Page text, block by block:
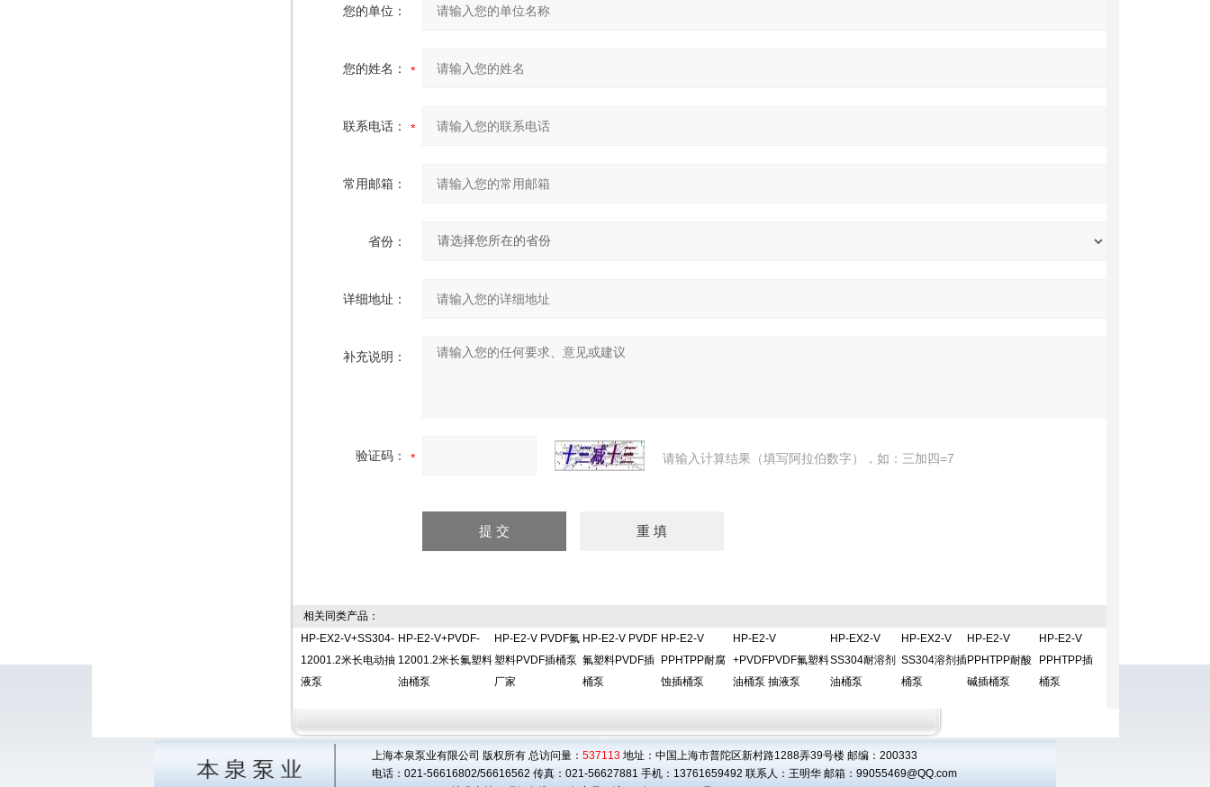
您的单位：
您的姓名：
联系电话：
常用邮箱：
省份：
详细地址：
补充说明：
验证码： 请输入计算结果（填写阿拉伯数字），如：三加四=7
相关同类产品：
HP-EX2-V+SS304-
12001.2米长电动抽
液泵
HP-E2-V+PVDF-
12001.2米长氟塑料
油桶泵
HP-E2-V PVDF氟
塑料PVDF插桶泵
厂家
HP-E2-V PVDF
氟塑料PVDF插
桶泵
HP-E2-V
PPHTPP耐腐
蚀插桶泵
HP-E2-V
+PVDFPVDF氟塑料
油桶泵 抽液泵
HP-EX2-V
SS304耐溶剂
油桶泵
HP-EX2-V
SS304溶剂插
桶泵
HP-E2-V
PPHTPP耐酸
碱插桶泵
HP-E2-V
PPHTPP插
桶泵
上海本泉泵业有限公司 版权所有 总访问量： 537113 地址：中国上海市普陀区新村路1288弄39号楼 邮编：200333
电话：021-56616802/56616562 传真：021-56627881 手机：13761659492 联系人：王明华 邮箱： 99055469@QQ.com